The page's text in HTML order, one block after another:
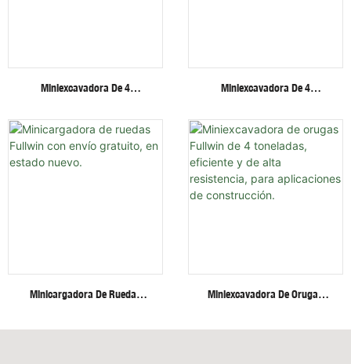
Miniexcavadora De 4
Cerrada, Potente Y Fiable
Sistema Hidráulico Y Brazo
Giratorio.
Miniexcavadora De 4
De Alta Eficiencia Y Baja
Velocidad Sobre Orugas De
Acero.
Minicargadora De Ruedas
Estado Nuevo.
Miniexcavadora De Orugas
Eficiente Y De Alta Resistencia,